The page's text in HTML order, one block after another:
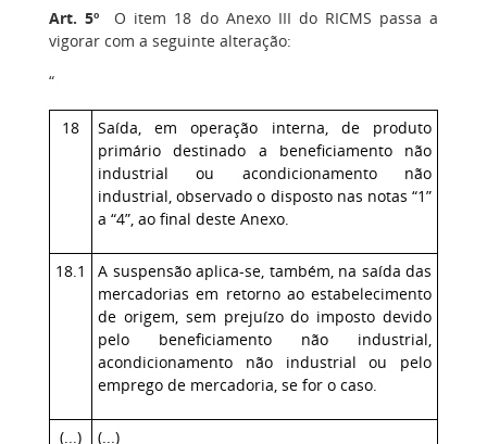
Art. 5º O item 18 do Anexo III do RICMS passa a
vigorar com a seguinte alteração:
“
18
Saída, em operação interna, de produto
primário destinado a beneficiamento não
industrial ou acondicionamento não
industrial, observado o disposto nas notas “1”
a “4”, ao final deste Anexo.
18.1
A suspensão aplica-se, também, na saída das
mercadorias em retorno ao estabelecimento
de origem, sem prejuízo do imposto devido
pelo beneficiamento não industrial,
acondicionamento não industrial ou pelo
emprego de mercadoria, se for o caso.
(...) (...)